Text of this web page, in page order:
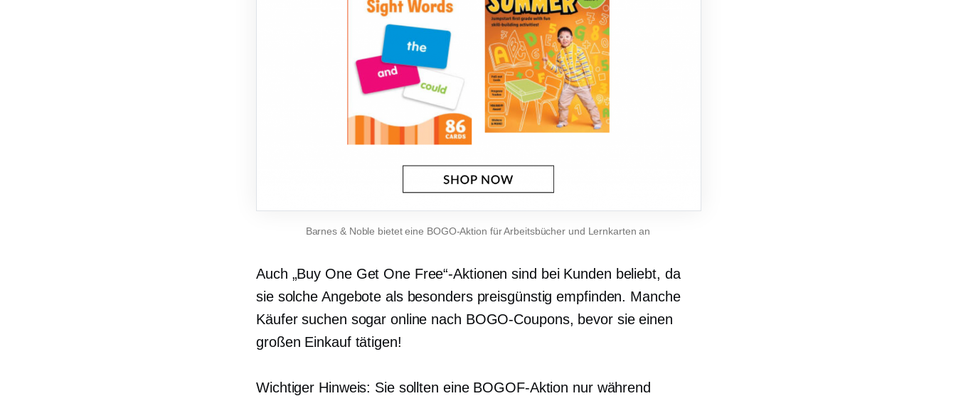
Barnes & Noble bietet eine BOGO-Aktion für Arbeitsbücher und Lernkarten an
Auch „Buy One Get One Free“-Aktionen sind bei Kunden beliebt, da
sie solche Angebote als besonders preisgünstig empfinden. Manche
Käufer suchen sogar online nach BOGO-Coupons, bevor sie einen
großen Einkauf tätigen!
Wichtiger Hinweis: Sie sollten eine BOGOF-Aktion nur während